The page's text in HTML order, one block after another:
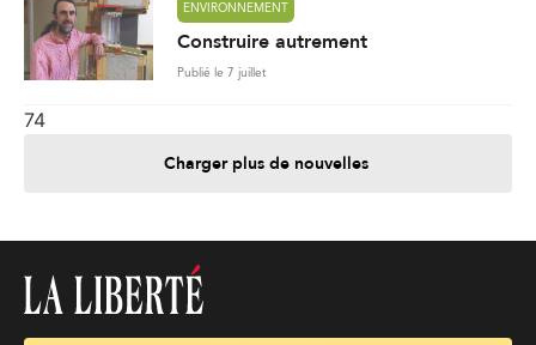
ENVIRONNEMENT
Construire autrement
Publié le 7 juillet
74
Charger plus de nouvelles